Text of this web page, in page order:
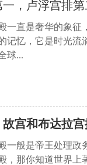
，卢浮宫排第
一直是奢华的象征
记忆，它是时光流
球...
宫和布达拉宫
一般是帝王处理政
，那你知道世界上